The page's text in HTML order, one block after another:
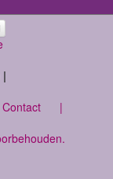
Contact |